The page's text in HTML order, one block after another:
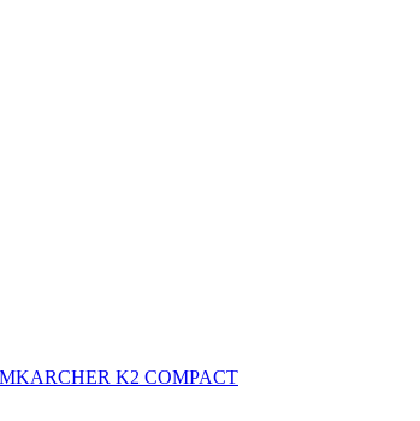
KARCHER K2 COMPACT